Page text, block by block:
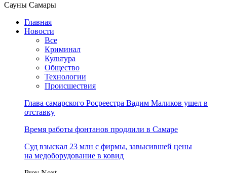
Сауны Самары
Главная
Новости
Все
Криминал
Культура
Общество
Технологии
Происшествия
Глава самарского Росреестра Вадим Маликов ушел в
отставку
Время работы фонтанов продлили в Самаре
Суд взыскал 23 млн с фирмы, завысившей цены
на медоборудование в ковид